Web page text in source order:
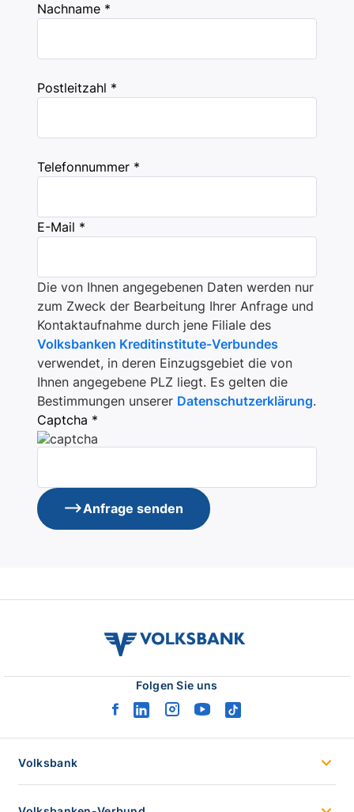
Nachname *
Postleitzahl *
Telefonnummer *
E-Mail *
Die von Ihnen angegebenen Daten werden nur
zum Zweck der Bearbeitung Ihrer Anfrage und
Kontaktaufnahme durch jene Filiale des
Volksbanken Kreditinstitute-Verbundes
verwendet, in deren Einzugsgebiet die von
Ihnen angegebene PLZ liegt. Es gelten die
Bestimmungen unserer Datenschutzerklärung.
Captcha *
Anfrage senden
volksbank
Folgen Sie uns
facebook
linkedininstagram
youtubetiktok
Volksbank